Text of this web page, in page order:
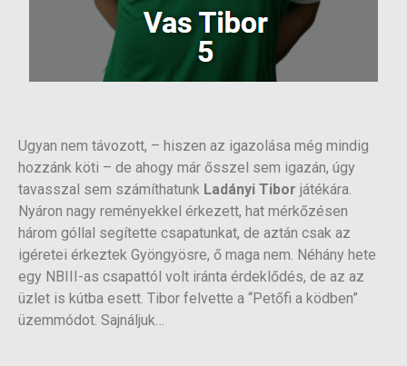
Ugyan nem távozott, – hiszen az igazolása még mindig
hozzánk köti – de ahogy már ősszel sem igazán, úgy
tavasszal sem számíthatunk Ladányi Tibor játékára.
Nyáron nagy reményekkel érkezett, hat mérkőzésen
három góllal segítette csapatunkat, de aztán csak az
igéretei érkeztek Gyöngyösre, ő maga nem. Néhány hete
egy NBIII-as csapattól volt iránta érdeklődés, de az az
üzlet is kútba esett. Tibor felvette a “Petőfi a ködben”
üzemmódot. Sajnáljuk…